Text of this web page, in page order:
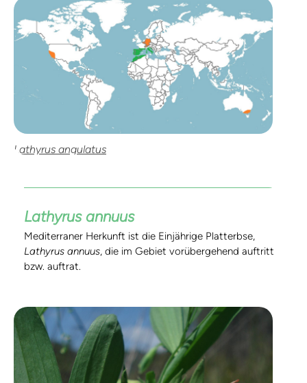
Lathyrus angulatus
Lathyrus annuus
Mediterraner Herkunft ist die Einjährige Platterbse,
Lathyrus annuus, die im Gebiet vorübergehend auftritt
bzw. auftrat.